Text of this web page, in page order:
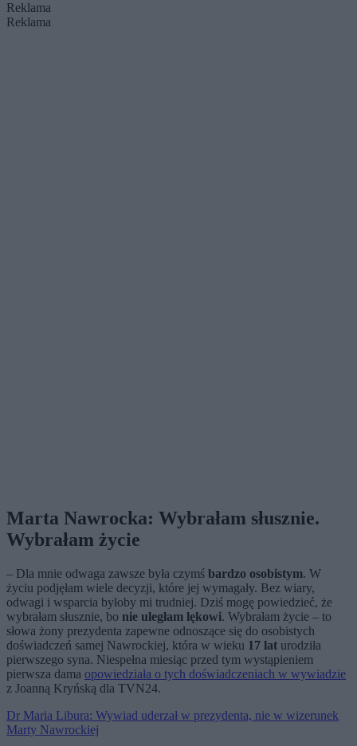
Reklama
Reklama
Marta Nawrocka: Wybrałam słusznie.
Wybrałam życie
– Dla mnie odwaga zawsze była czymś bardzo osobistym. W
życiu podjęłam wiele decyzji, które jej wymagały. Bez wiary,
odwagi i wsparcia byłoby mi trudniej. Dziś mogę powiedzieć, że
wybrałam słusznie, bo nie uległam lękowi. Wybrałam życie – to
słowa żony prezydenta zapewne odnoszące się do osobistych
doświadczeń samej Nawrockiej, która w wieku 17 lat urodziła
pierwszego syna. Niespełna miesiąc przed tym wystąpieniem
pierwsza dama opowiedziała o tych doświadczeniach w wywiadzie
z Joanną Kryńską dla TVN24.
Dr Maria Libura: Wywiad uderzał w prezydenta, nie w wizerunek
Marty Nawrockiej